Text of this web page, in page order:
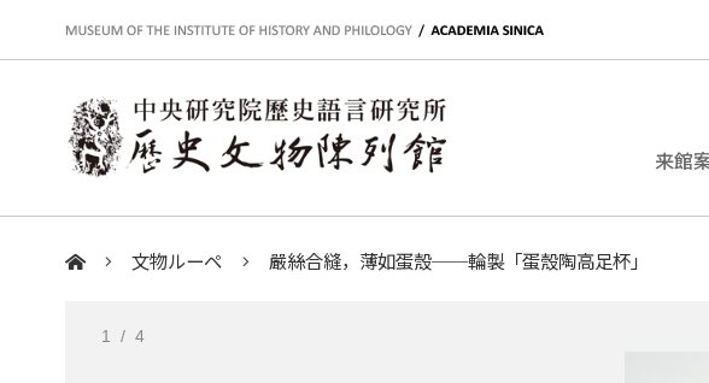
:::
来館
文物ルーペ 嚴絲合縫，薄如蛋殼──輪製「蛋殼陶高足杯」
1 / 4